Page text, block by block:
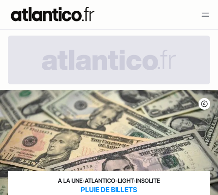
A LA UNE›ATLANTICO-LIGHT›INSOLITE
PLUIE DE BILLETS